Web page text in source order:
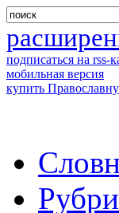
подписаться на rss-
мобильная версия
купить